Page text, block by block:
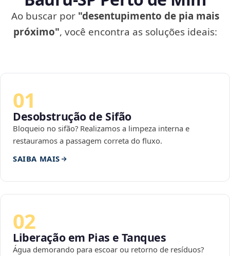
Ao buscar por "desentupimento de pia mais
próximo", você encontra as soluções ideais:
01
Desobstrução de Sifão
Bloqueio no sifão? Realizamos a limpeza interna e
restauramos a passagem correta do fluxo.
SAIBA MAIS
02
Liberação em Pias e Tanques
Água demorando para escoar ou retorno de resíduos?